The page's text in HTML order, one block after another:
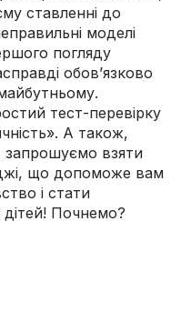
ставленні до
моделі
погляду
обов’язково
тест-перевірку
А також,
запрошуємо взяти
що допоможе вам
і стати
Почнемо?